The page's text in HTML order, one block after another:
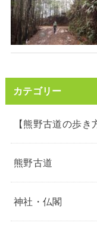
カテゴリー
【熊野古道の歩き
熊野古道
神社・仏閣